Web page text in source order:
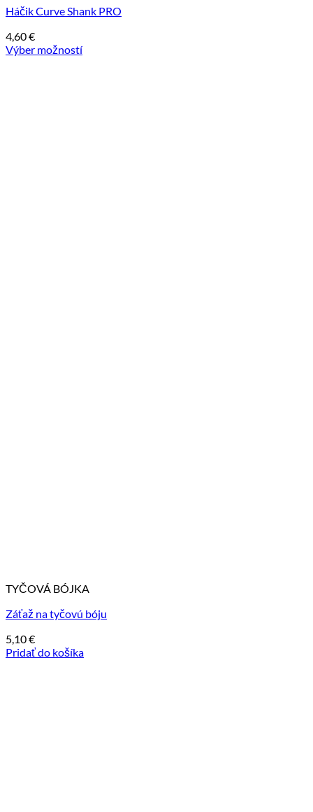
Háčik Curve Shank PRO
4,60€
Výber možností
TYČOVÁ BÓJKA
Záťaž na tyčovú bóju
5,10€
Pridať do košíka